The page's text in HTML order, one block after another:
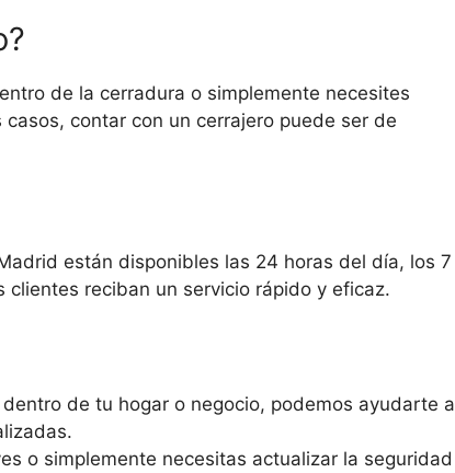
de la cerradura o simplemente necesites
contar con un cerrajero puede ser de
están disponibles las 24 horas del día, los 7
reciban un servicio rápido y eficaz.
de tu hogar o negocio, podemos ayudarte a
o simplemente necesitas actualizar la seguridad